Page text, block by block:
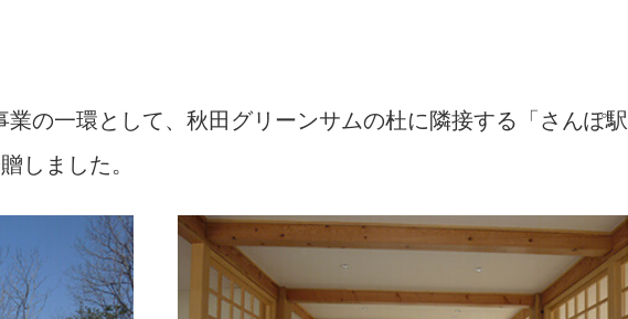
の一環として、秋田グリーンサムの杜に隣接する「さんぽ駅
しました。